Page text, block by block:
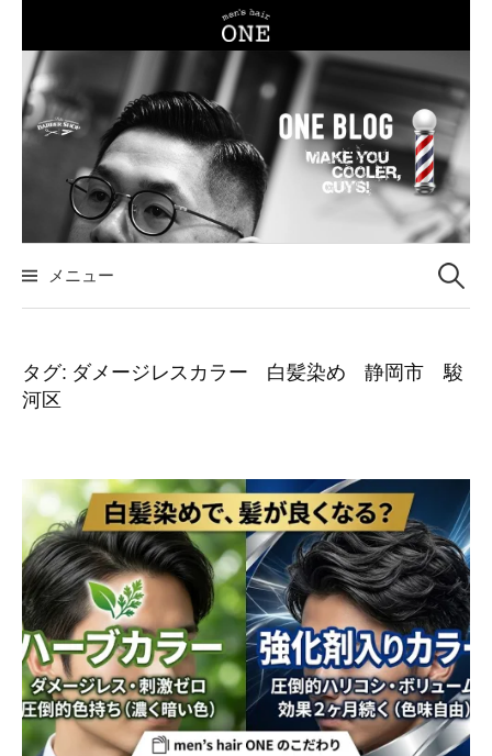
テ
ン
ツ
プ
メニュー 検
タグ: ダメージレスカラー 白髪染め 静岡市 駿
河区